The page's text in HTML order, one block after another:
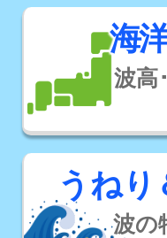
海
波高
うねり
波の